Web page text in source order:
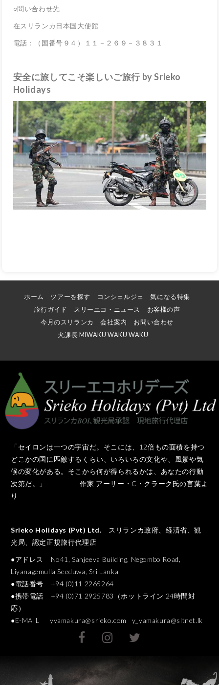
○問い合わせ先
在スリランカ日本国大使館
電話：（国番号９４）１１－２６９－３８３１
安全に旅してこそ楽しいご旅行 by Srieko
Holidays
ホーム ツアーを探す コンシェルジェ
気になる特集
旅行ガイド
スリーエコ・ニュース
お客様の声
今月のスリランカ
会社案内
お問い合わせ
犬課長 MIWAKU WAKU WAKU
「セイロンは一つの宇宙だ。そこには、12倍もの面積を持つ
どこかの国に匹敵するくらい、いろいろの文化や、風景や気
候の変化がある。そこから何が得られるかは、あなたの行動
次第だ。」 作家 アーサー・C・クラーク氏の言葉よ
り
Srieko Holidays (Pvt) Ltd. スリランカ政府、経済省、観
光局、認定正規旅行代理店
●アドレス No41, Sanjeeva Building, Negombo Road,
Liyanagemulla Seeduwa, Sri Lanka
●電話番号 +94 (0)11 2265264
●携帯電話 +94 (0)71 2925783（ホットライン 24時間対
応）
●E-MAIL yyamakura@srieko.com y_yamakura@sltnet.lk